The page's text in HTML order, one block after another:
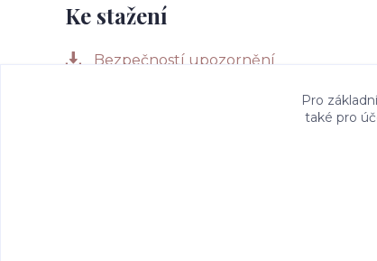
Ke stažení
Bezpečností upozornění
Pro
také pro